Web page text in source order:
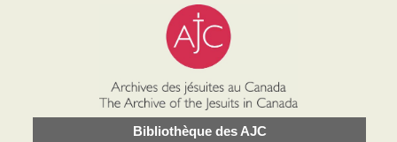
Bibliothèque des AJC